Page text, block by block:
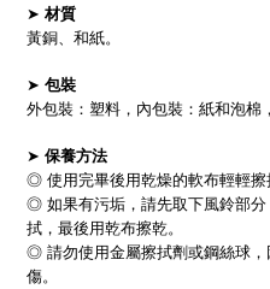
➤ 材質
黃銅、和紙。
➤ 包裝
外包裝：塑料，內包裝：紙和泡棉
➤ 保養方法
◎ 使用完畢後用乾燥的軟布輕輕擦
◎ 如果有污垢，請先取下風鈴部
拭，最後用乾布擦乾。
◎ 請勿使用金屬擦拭劑或鋼絲球
傷。